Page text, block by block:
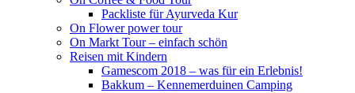
Packliste für Ayurveda Kur
On Flower power tour
On Markt Tour – einfach schön
Reisen mit Kindern
Gamescom 2018 – was für ein Erlebnis!
Bakkum – Kennemerduinen Camping